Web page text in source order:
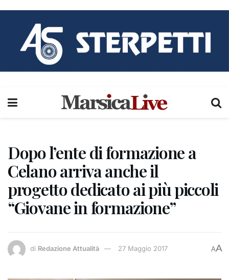
Dopo l’ente di formazione a
Celano arriva anche il
progetto dedicato ai più piccoli
“Giovane in formazione”
di Redazione Attualità 27 Maggio 2017 AA